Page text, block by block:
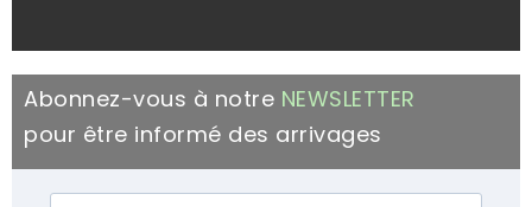
Abonnez-vous à notre NEWSLETTER
pour être informé des arrivages